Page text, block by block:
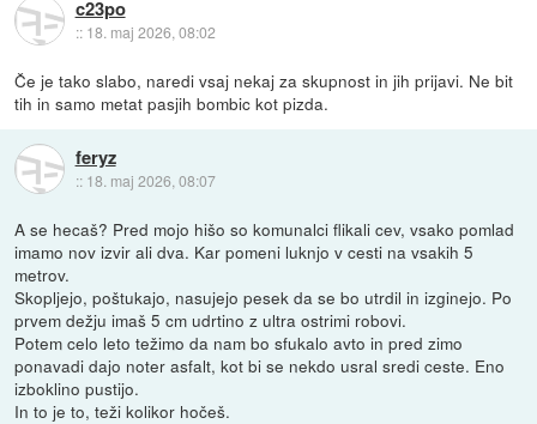
c23po
:: 18. maj 2026, 08:02
Če je tako slabo, naredi vsaj nekaj za skupnost in jih prijavi. Ne bit
tih in samo metat pasjih bombic kot pizda.
feryz
:: 18. maj 2026, 08:07
A se hecaš? Pred mojo hišo so komunalci flikali cev, vsako pomlad
imamo nov izvir ali dva. Kar pomeni luknjo v cesti na vsakih 5
metrov.
Skopljejo, poštukajo, nasujejo pesek da se bo utrdil in izginejo. Po
prvem dežju imaš 5 cm udrtino z ultra ostrimi robovi.
Potem celo leto težimo da nam bo sfukalo avto in pred zimo
ponavadi dajo noter asfalt, kot bi se nekdo usral sredi ceste. Eno
izboklino pustijo.
In to je to, teži kolikor hočeš.